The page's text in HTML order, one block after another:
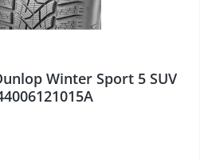
Winter Sport 5 SUV